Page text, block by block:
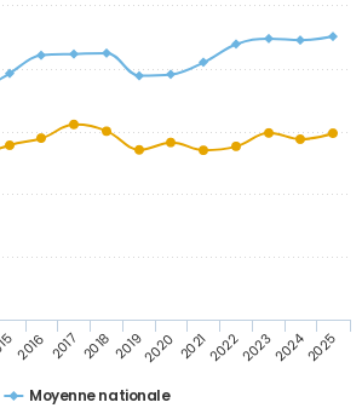
Moyenne nationale
2016 2017 201820192020 20212022202320242025